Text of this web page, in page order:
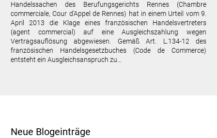
Handelssachen des Berufungsgerichts Rennes (Chambre
commerciale, Cour d’Appel de Rennes) hat in einem Urteil vom 9.
April 2013 die Klage eines französischen Handelsvertreters
(agent commercial) auf eine Ausgleichszahlung wegen
Vertragsauflösung abgewiesen. Gemäß Art. L.134-12 des
französischen Handelsgesetzbuches (Code de Commerce)
entsteht ein Ausgleichsanspruch zu…
Neue Blogeinträge